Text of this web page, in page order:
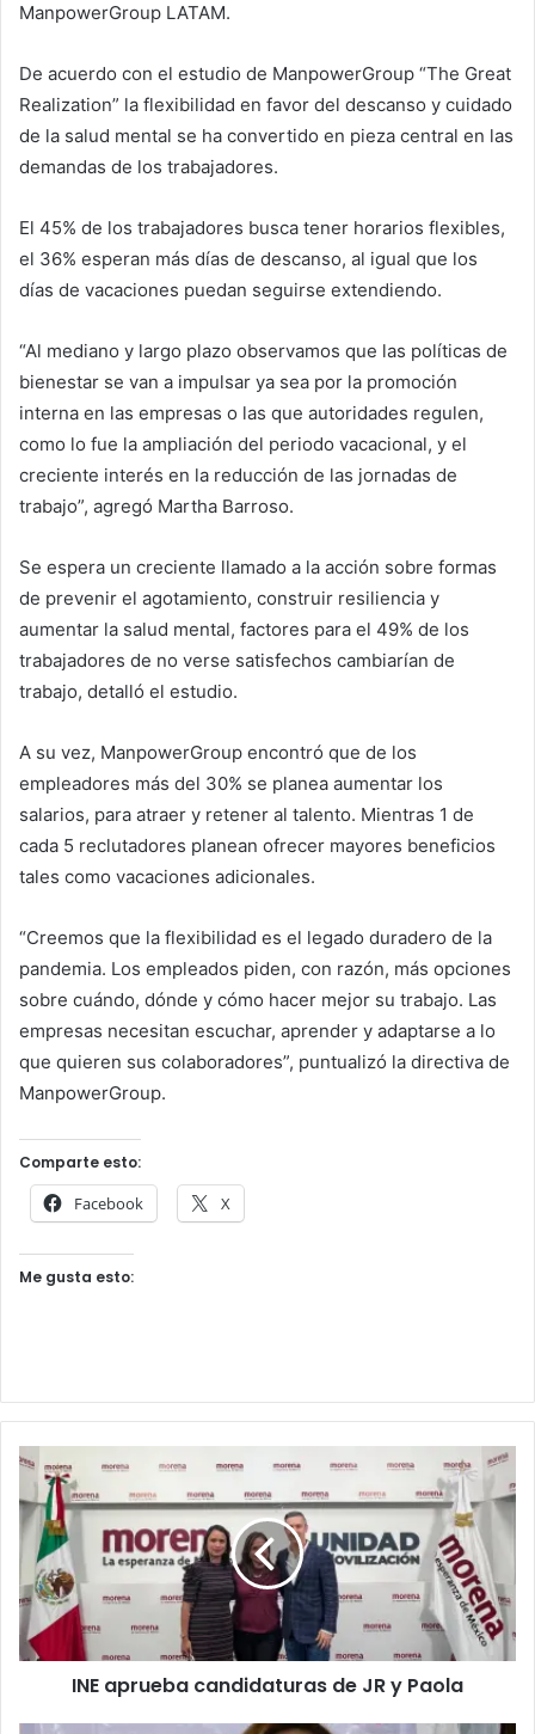
ManpowerGroup LATAM.
De acuerdo con el estudio de ManpowerGroup “The Great
Realization” la flexibilidad en favor del descanso y cuidado
de la salud mental se ha convertido en pieza central en las
demandas de los trabajadores.
El 45% de los trabajadores busca tener horarios flexibles,
el 36% esperan más días de descanso, al igual que los
días de vacaciones puedan seguirse extendiendo.
“Al mediano y largo plazo observamos que las políticas de
bienestar se van a impulsar ya sea por la promoción
interna en las empresas o las que autoridades regulen,
como lo fue la ampliación del periodo vacacional, y el
creciente interés en la reducción de las jornadas de
trabajo”, agregó Martha Barroso.
Se espera un creciente llamado a la acción sobre formas
de prevenir el agotamiento, construir resiliencia y
aumentar la salud mental, factores para el 49% de los
trabajadores de no verse satisfechos cambiarían de
trabajo, detalló el estudio.
A su vez, ManpowerGroup encontró que de los
empleadores más del 30% se planea aumentar los
salarios, para atraer y retener al talento. Mientras 1 de
cada 5 reclutadores planean ofrecer mayores beneficios
tales como vacaciones adicionales.
“Creemos que la flexibilidad es el legado duradero de la
pandemia. Los empleados piden, con razón, más opciones
sobre cuándo, dónde y cómo hacer mejor su trabajo. Las
empresas necesitan escuchar, aprender y adaptarse a lo
que quieren sus colaboradores”, puntualizó la directiva de
ManpowerGroup.
Comparte esto:
Facebook X
Me gusta esto:
INE aprueba candidaturas de JR y Paola